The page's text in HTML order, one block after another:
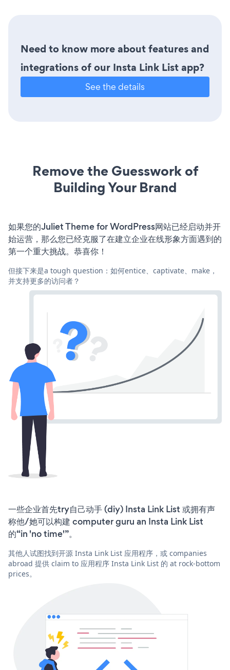
Need to know more about features and
integrations of our Insta Link List app?
See the details
Remove the Guesswork of
Building Your Brand
如果您的Juliet Theme for WordPress网站已经启动并开
始运营，那么您已经克服了在建立企业在线形象方面遇到的
第一个重大挑战。恭喜你！
但接下来是a tough question：如何entice、captivate、make，
并支持更多的访问者？
一些企业首先try自己动手 (diy) Insta Link List 或拥有声
称他/她可以构建 computer guru an Insta Link List
的“in 'no time'”。
其他人试图找到开源 Insta Link List 应用程序，或 companies
abroad 提供 claim to 应用程序 Insta Link List 的 at rock-bottom
prices。